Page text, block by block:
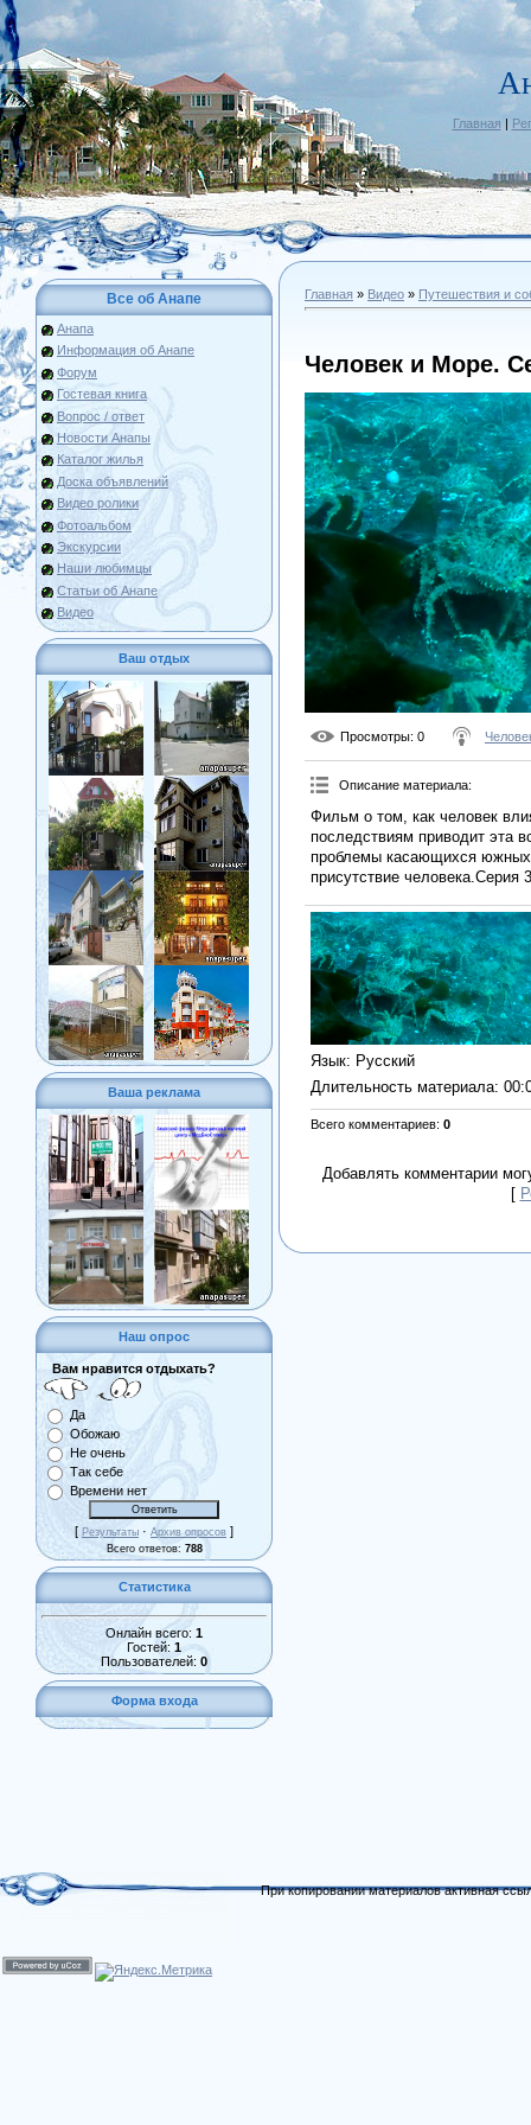
Главная|
Все об Анапе
Анапа
Информация об Анапе
Форум
Гостевая книга
Вопрос / ответ
Новости Анапы
Каталог жилья
Доска объявлений
Видео ролики
Фотоальбом
Экскурсии
Наши любимцы
Статьи об Анапе
Видео
Ваш отдых
Ваша реклама
Наш опрос
Вам нравится отдыхать?
Да
Обожаю
Не очень
Так себе
Времени нет
[ Результаты · Архив опросов ]
Всего ответов: 788
Статистика
Онлайн всего: 1
Гостей: 1
Пользователей: 0
Форма входа
Главная » Видео » Путешествия и
Человек и Море.
Просмотры: 0
Описание материала:
Фильм о том, как человек
последствиям приводит эта
проблемы касающихся южных
присутствие человека.Серия
Язык: Русский
Длительность материала:
Всего комментариев: 0
Добавлять комментарии
[
При копировании материалов активная